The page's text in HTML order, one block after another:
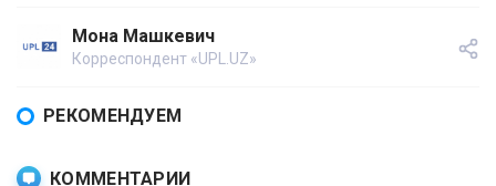
Мона Машкевич
Корреспондент «UPL.UZ»
РЕКОМЕНДУЕМ
КОММЕНТАРИИ